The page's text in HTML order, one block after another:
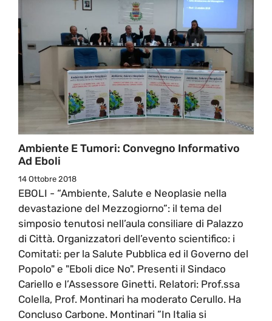
Ambiente E Tumori: Convegno Informativo
Ad Eboli
14 Ottobre 2018
EBOLI - “Ambiente, Salute e Neoplasie nella
devastazione del Mezzogiorno”: il tema del
simposio tenutosi nell’aula consiliare di Palazzo
di Città. Organizzatori dell’evento scientifico: i
Comitati: per la Salute Pubblica ed il Governo del
Popolo" e "Eboli dice No". Presenti il Sindaco
Cariello e l’Assessore Ginetti. Relatori: Prof.ssa
Colella, Prof. Montinari ha moderato Cerullo. Ha
Concluso Carbone. Montinari ”In Italia si